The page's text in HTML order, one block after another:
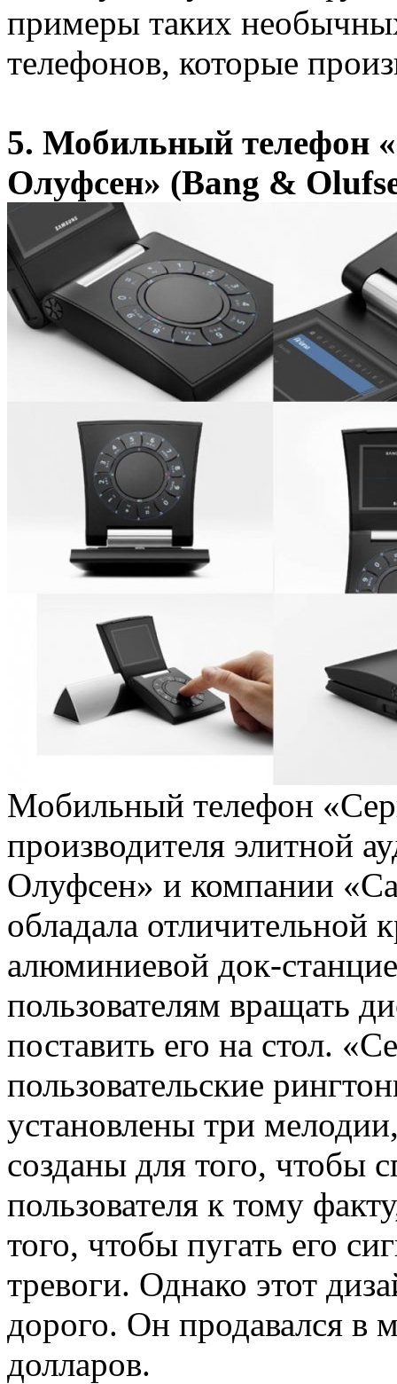
примеры таких
телефонов, которые
5. Мобильный телефон
Олуфсен» (Bang &
Мобильный телефон
производителя элитной
Олуфсен» и компании
обладала отличительной
алюминиевой док-
пользователям вращать
поставить его на стол.
пользовательские
установлены три
созданы для того, чтобы
пользователя к тому
того, чтобы пугать его
тревоги. Однако этот
дорого. Он продавался в
долларов.